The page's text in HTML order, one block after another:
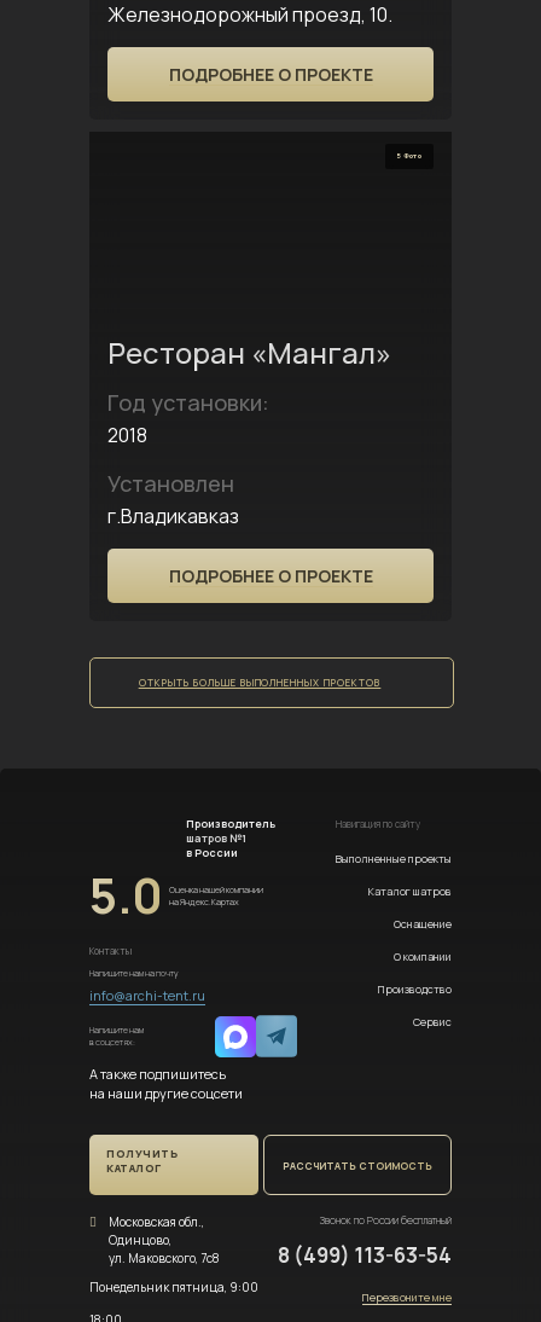
Железнодорожный проезд, 10.
ПОДРОБНЕЕ О ПРОЕКТЕ
5 Фото
Ресторан «Мангал»
Год установки:
2018
Установлен
г.Владикавказ
ПОДРОБНЕЕ О ПРОЕКТЕ
ОТКРЫТЬ БОЛЬШЕ ВЫПОЛНЕННЫХ ПРОЕКТОВ
Производитель
шатров №1
в России
5.0
Оценка нашей компании
на Яндекс.Картах
Контакты
Напишите нам на почту
info@archi-tent.ru
Напишите нам
в соцсетях:
А также подпишитесь
на наши другие соцсети
Навигация по сайту
Выполненные проекты
Каталог шатров
Оснащение
О компании
Производство
Сервис
ПОЛУЧИТЬ
КАТАЛОГ
РАССЧИТАТЬ СТОИМОСТЬ
Московская обл.,
Одинцово,
ул. Маковского, 7с8
Понедельник пятница, 9:00
Звонок по России бесплатный
8 (499) 113-63-54
Перезвоните мне